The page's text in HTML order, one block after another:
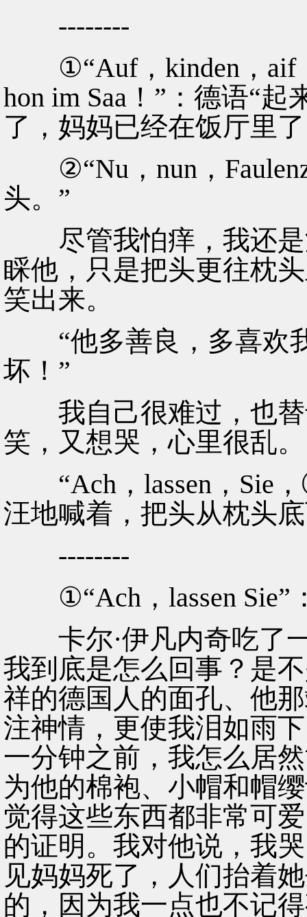
--------
①“Auf，kinden，aif
hon im Saa！”：德语“
了，妈妈已经在饭厅里
②“Nu，nun，
头。”
尽管我怕痒，我还是
睬他，只是把头更往枕
笑出来。
“他多善良，多喜欢
坏！”
我自己很难过，也替
笑，又想哭，心里很乱。
“Ach，lassen，Sie，
汪地喊着，把头从枕头
--------
①“Ach，lassen Sie”
卡尔·伊凡内奇吃了
我到底是怎么回事？是
祥的德国人的面孔、他
注神情，更使我泪如雨
一分钟之前，我怎么居
为他的棉袍、小帽和帽
觉得这些东西都非常可
的证明。我对他说，我
见妈妈死了，人们抬着
的，因为我一点也不记